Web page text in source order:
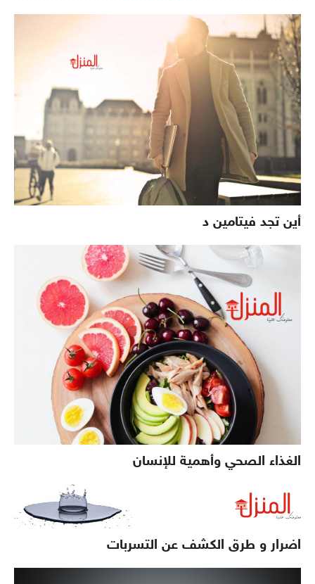
أين تجد فيتامين د
الغذاء الصحي وأهمية للإنسان
اضرار و طرق الكشف عن التسربات